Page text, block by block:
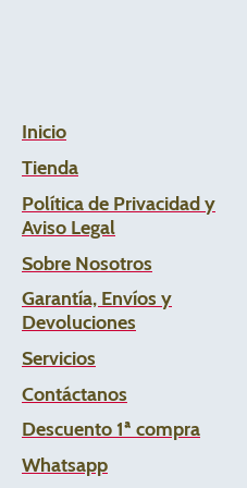
Inicio
Tienda
Política de Privacidad y
Aviso Legal
Sobre Nosotros
Garantía, Envíos y
Devoluciones
Servicios
Contáctanos
Descuento 1ª compra
Whatsapp